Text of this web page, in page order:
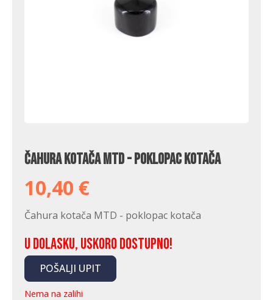
Čahura kotača MTD - poklopac kotača
10,40 €
Čahura kotača MTD - poklopac kotača
U dolasku, uskoro dostupno!
POŠALJI UPIT
Nema na zalihi